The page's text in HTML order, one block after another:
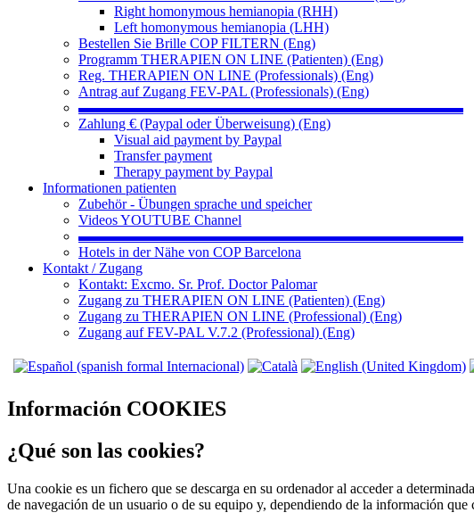
Right homonymous hemianopia (RHH)
Left homonymous hemianopia (LHH)
Bestellen Sie Brille COP FILTERN (Eng)
Programm THERAPIEN ON LINE (Patienten) (Eng)
Reg. THERAPIEN ON LINE (Professionals) (Eng)
Antrag auf Zugang FEV-PAL (Professionals) (Eng)
▬▬▬▬▬▬▬▬▬▬▬▬▬▬▬▬▬▬▬▬▬▬▬▬▬▬▬
Zahlung € (Paypal oder Überweisung) (Eng)
Visual aid payment by Paypal
Transfer payment
Therapy payment by Paypal
Informationen patienten
Zubehör - Übungen sprache und speicher
Videos YOUTUBE Channel
▬▬▬▬▬▬▬▬▬▬▬▬▬▬▬▬▬▬▬▬▬▬▬▬▬▬▬
Hotels in der Nähe von COP Barcelona
Kontakt / Zugang
Kontakt: Excmo. Sr. Prof. Doctor Palomar
Zugang zu THERAPIEN ON LINE (Patienten) (Eng)
Zugang zu THERAPIEN ON LINE (Professional) (Eng)
Zugang auf FEV-PAL V.7.2 (Professional) (Eng)
Información COOKIES
¿Qué son las cookies?
Una cookie es un fichero que se descarga en su ordenador al acceder a
de navegación de un usuario o de su equipo y, dependiendo de la información